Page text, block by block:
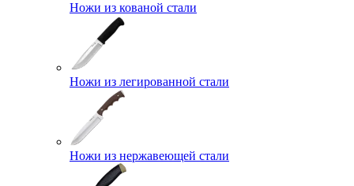
Ножи из кованой стали
Ножи из легированной стали
Ножи из нержавеющей стали